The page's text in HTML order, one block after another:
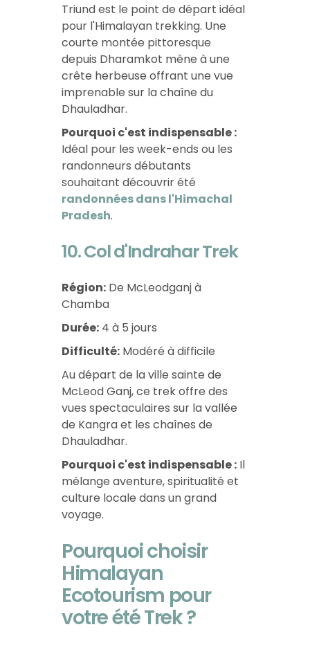
Triund est le point de départ idéal
pour l'Himalayan trekking. Une
courte montée pittoresque
depuis Dharamkot mène à une
crête herbeuse offrant une vue
imprenable sur la chaîne du
Dhauladhar.
Pourquoi c'est indispensable :
Idéal pour les week-ends ou les
randonneurs débutants
souhaitant découvrirété
randonnées dans l'Himachal
Pradesh.
10. Col d'Indrahar Trek
Région: De McLeodganj à
Chamba
Durée: 4 à 5 jours
Difficulté: Modéré à difficile
Au départ de la ville sainte de
McLeod Ganj, ce trek offre des
vues spectaculaires sur la vallée
de Kangra et les chaînes de
Dhauladhar.
Pourquoi c'est indispensable : Il
mélange aventure, spiritualité et
culture locale dans un grand
voyage.
Pourquoi choisir
Himalayan
Ecotourism pour
votre été Trek ?